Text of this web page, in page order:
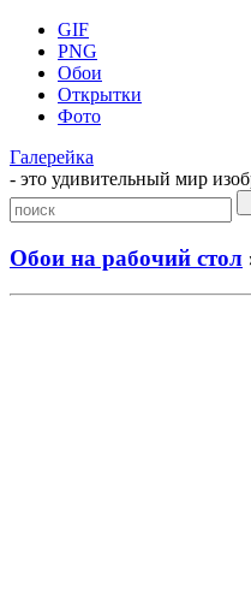
GIF
PNG
Обои
Открытки
Фото
Галерейка
- это удивительный мир
Обои на рабочий стол